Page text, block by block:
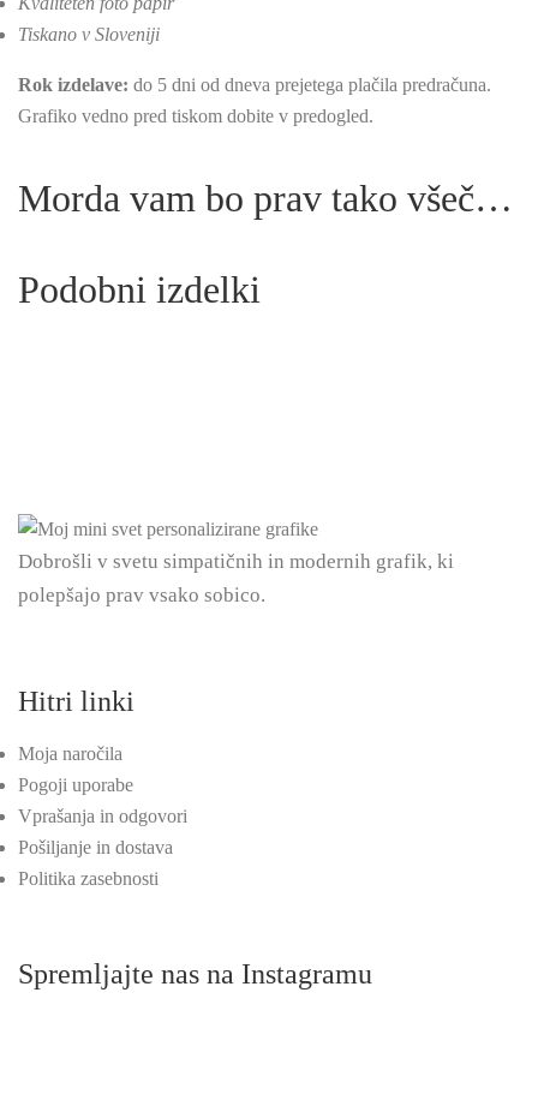
Tiskano v Sloveniji
Rok izdelave: do 5 dni od dneva prejetega plačila predračuna.
Grafiko vedno pred tiskom dobite v predogled.
Morda vam bo prav tako všeč…
Podobni izdelki
Dobrošli v svetu simpatičnih in modernih grafik, ki
polepšajo prav vsako sobico.
Hitri linki
Moja naročila
Pogoji uporabe
Vprašanja in odgovori
Pošiljanje in dostava
Politika zasebnosti
Spremljajte nas na Instagramu